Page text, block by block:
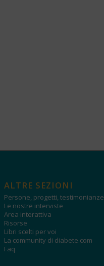
ALTRE SEZIONI
Persone, progetti, testimonianze
Le nostre interviste
Area interattiva
Risorse
Libri scelti per voi
La community di diabete.com
Faq